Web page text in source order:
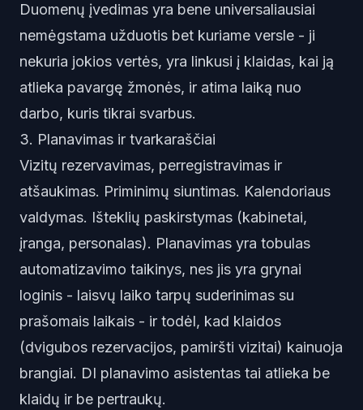
Duomenų įvedimas yra bene universaliausiai
nemėgstama užduotis bet kuriame versle - ji
nekuria jokios vertės, yra linkusi į klaidas, kai ją
atlieka pavargę žmonės, ir atima laiką nuo
darbo, kuris tikrai svarbus.
3. Planavimas ir tvarkaraščiai
Vizitų rezervavimas, perregistravimas ir
atšaukimas. Priminimų siuntimas. Kalendoriaus
valdymas. Išteklių paskirstymas (kabinetai,
įranga, personalas). Planavimas yra tobulas
automatizavimo taikinys, nes jis yra grynai
loginis - laisvų laiko tarpų suderinimas su
prašomais laikais - ir todėl, kad klaidos
(dvigubos rezervacijos, pamiršti vizitai) kainuoja
brangiai. DI planavimo asistentas tai atlieka be
klaidų ir be pertraukų.